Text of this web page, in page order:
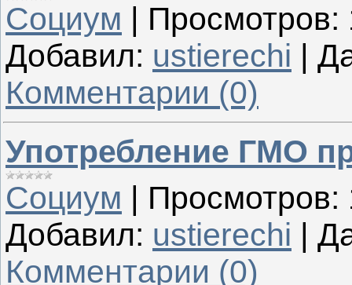
Социум | Просмотров:
Добавил: ustierechi |
Комментарии (0)
Употребление ГМО
Социум | Просмотров:
Добавил: ustierechi |
Комментарии (0)